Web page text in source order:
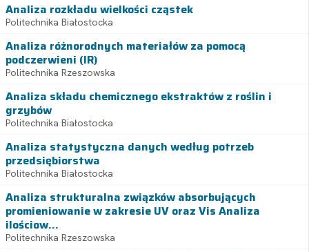
Analiza rozkładu wielkości cząstek
Politechnika Białostocka
Analiza różnorodnych materiałów za pomocą
podczerwieni (IR)
Politechnika Rzeszowska
Analiza składu chemicznego ekstraktów z roślin i
grzybów
Politechnika Białostocka
Analiza statystyczna danych według potrzeb
przedsiębiorstwa
Politechnika Białostocka
Analiza strukturalna związków absorbujących
promieniowanie w zakresie UV oraz Vis Analiza
ilościow...
Politechnika Rzeszowska